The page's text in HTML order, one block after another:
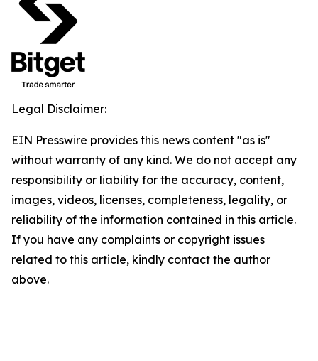
Legal Disclaimer:
EIN Presswire provides this news content "as is"
without warranty of any kind. We do not accept any
responsibility or liability for the accuracy, content,
images, videos, licenses, completeness, legality, or
reliability of the information contained in this article.
If you have any complaints or copyright issues
related to this article, kindly contact the author
above.